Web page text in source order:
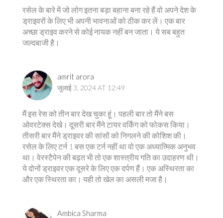
रसेल के बारे में जो लोग इतना बड़ा बहाना बना रहे हैं वो अपने देश के
ड्राइवरों के लिए भी अपनी भावनाओं को ठीक कर लें। एक बार
अच्छा ड्राइव करने से कोई नायक नहीं बन जाता। ये सब बहुत
जल्दबाजी है।
amrit arora
जुलाई 3, 2024 AT 12:49
मैं इस रेस को तीन बार देख चुका हूं। पहली बार तो मैंने बस
ओवरटेक्स देखे। दूसरी बार मैंने टायर वर्किंग को फोकस किया।
तीसरी बार मैंने ड्राइवर की सांसों को निगलने की कोशिश की।
रसेल के लिए टर्न 1 बस एक टर्न नहीं था वो एक अध्यात्मिक अनुभव
था। वेरस्टैपेन की बढ़त भी तो एक शास्त्रीय गति का उदाहरण थी।
ये दोनों ड्राइवर एक दूसरे के लिए एक दर्पण हैं। एक अस्थिरता का
और एक स्थिरता का। यही तो खेल का असली मजा है।
Ambica Sharma